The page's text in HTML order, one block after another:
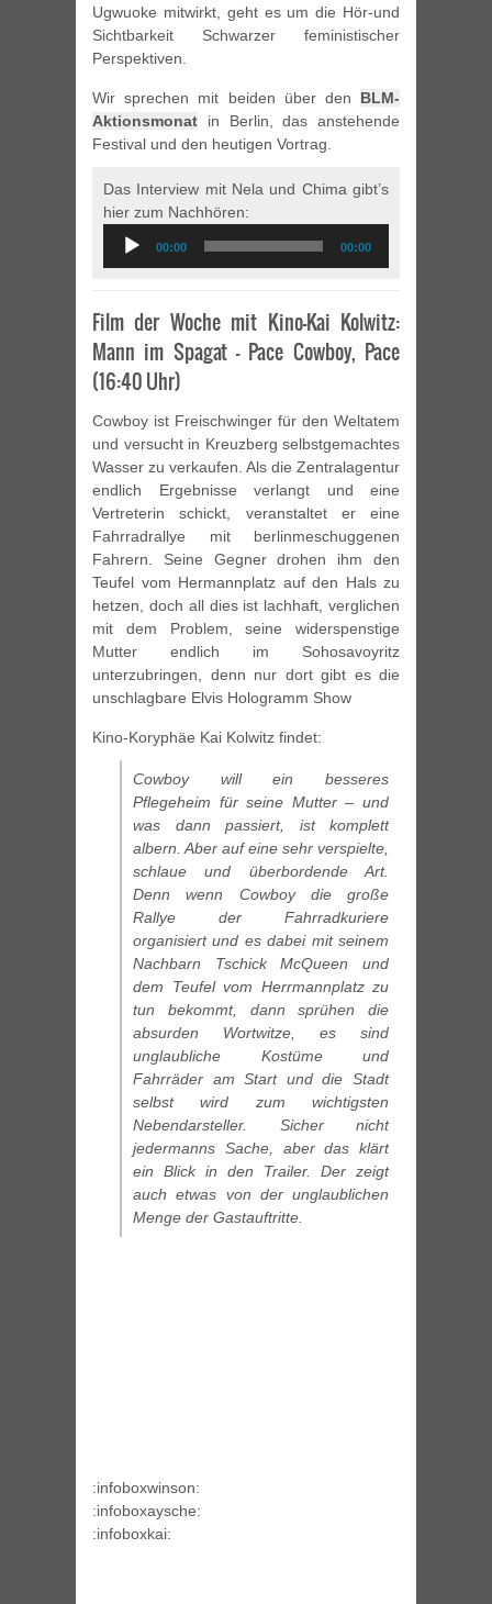
Ugwuoke mitwirkt, geht es um die Hör-und
Sichtbarkeit Schwarzer feministischer
Perspektiven.
Wir sprechen mit beiden über den BLM-
Aktionsmonat in Berlin, das anstehende
Festival und den heutigen Vortrag.
Das Interview mit Nela und Chima gibt’s
hier zum Nachhören:
Audio
Player
00:00 00:00
Film der Woche mit Kino-Kai Kolwitz:
Mann im Spagat – Pace Cowboy, Pace
(16:40 Uhr)
Cowboy ist Freischwinger für den Weltatem
und versucht in Kreuzberg selbstgemachtes
Wasser zu verkaufen. Als die Zentralagentur
endlich Ergebnisse verlangt und eine
Vertreterin schickt, veranstaltet er eine
Fahrradrallye mit berlinmeschuggenen
Fahrern. Seine Gegner drohen ihm den
Teufel vom Hermannplatz auf den Hals zu
hetzen, doch all dies ist lachhaft, verglichen
mit dem Problem, seine widerspenstige
Mutter endlich im Sohosavoyritz
unterzubringen, denn nur dort gibt es die
unschlagbare Elvis Hologramm Show
Kino-Koryphäe Kai Kolwitz findet:
Cowboy will ein besseres
Pflegeheim für seine Mutter – und
was dann passiert, ist komplett
albern. Aber auf eine sehr verspielte,
schlaue und überbordende Art.
Denn wenn Cowboy die große
Rallye der Fahrradkuriere
organisiert und es dabei mit seinem
Nachbarn Tschick McQueen und
dem Teufel vom Herrmannplatz zu
tun bekommt, dann sprühen die
absurden Wortwitze, es sind
unglaubliche Kostüme und
Fahrräder am Start und die Stadt
selbst wird zum wichtigsten
Nebendarsteller. Sicher nicht
jedermanns Sache, aber das klärt
ein Blick in den Trailer. Der zeigt
auch etwas von der unglaublichen
Menge der Gastauftritte.
:infoboxwinson:
:infoboxaysche:
:infoboxkai: